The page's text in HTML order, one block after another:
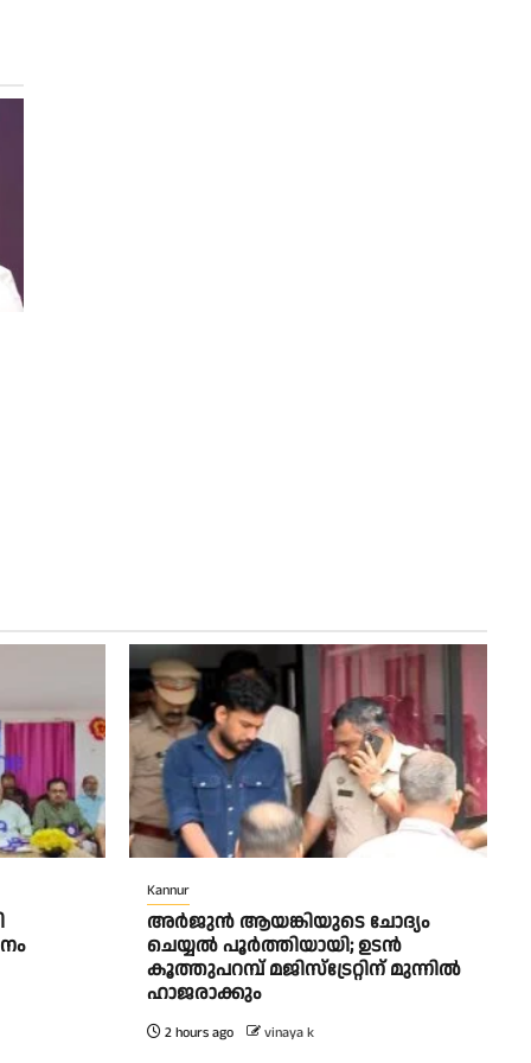
Kannur
അര്‍ജുന്‍ ആയങ്കിയുടെ ചോദ്യം
ചെയ്യല്‍ പൂര്‍ത്തിയായി; ഉടന്‍
കൂത്തുപറമ്പ് മജിസ്ട്രേറ്റിന് മുന്നില്‍
ഹാജരാക്കും
2 hours ago vinaya k